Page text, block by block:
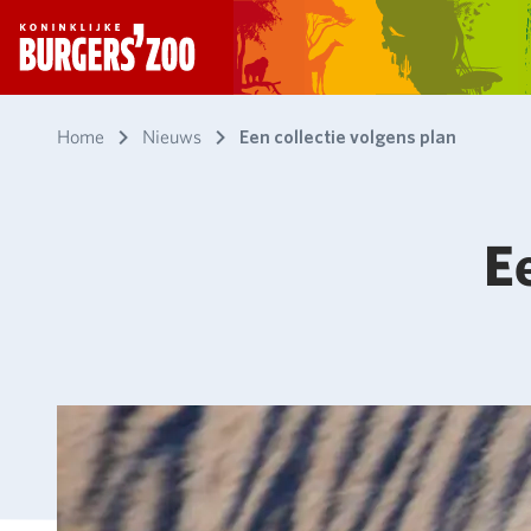
- Homepagina
Home Nieuws Een collectie volgens plan